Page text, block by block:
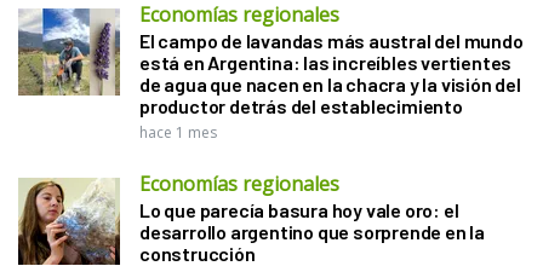
Economías regionales
El campo de lavandas más austral del mundo
está en Argentina: las increíbles vertientes
de agua que nacen en la chacra y la visión del
productor detrás del establecimiento
hace 1 mes
Economías regionales
Lo que parecía basura hoy vale oro: el
desarrollo argentino que sorprende en la
construcción